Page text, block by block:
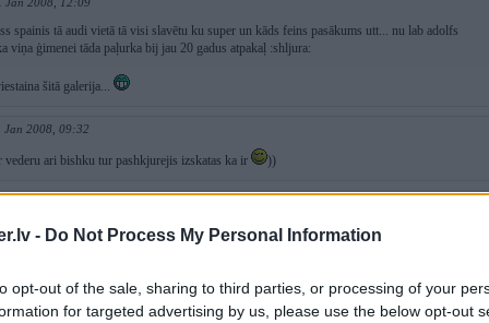
- Do Not Process My Personal Information
opt-out of the sale, sharing to third parties, or processing of your
for targeted advertising by us, please use the below opt-out
spainis tā audi vietā tā visi slavētu ku super un kāds feins pasākums utt... nu lab adolfs
viņa ģimenei tāda paļurka bij jau 20 gadus atpakaļ :shljura:
šitā galerija...
Jan 2008, 09:32
vederu ari bishku tur pashkjurejis izskatas ka ir ))
tajaa pauguraa" - bildees vienmeer shaadas lietas izskataas vieglaak.., pieveersiet uzmaniibu
00:42